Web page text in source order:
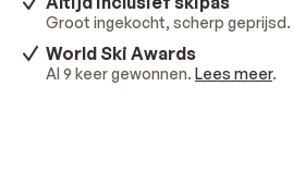
Groot ingekocht, scherp geprijsd.
World Ski Awards
Al 9 keer gewonnen. Lees meer.